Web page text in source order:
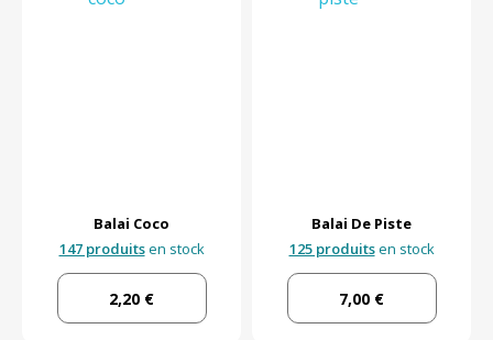
Balai Coco
147 produitsen stock
2,20 €
Balai De Piste
125 produitsen stock
7,00 €